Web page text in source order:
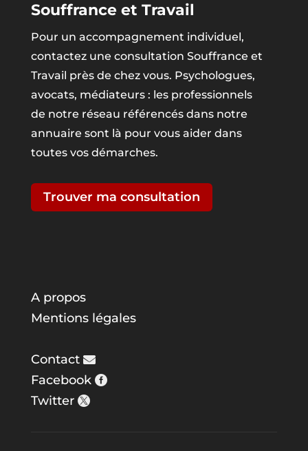
Souffrance et Travail
Pour un accompagnement individuel,
contactez une consultation Souffrance et
Travail près de chez vous. Psychologues,
avocats, médiateurs : les professionnels
de notre réseau référencés dans notre
annuaire sont là pour vous aider dans
toutes vos démarches.
Trouver ma consultation
A propos
Mentions légales
Contact
Facebook
Twitter